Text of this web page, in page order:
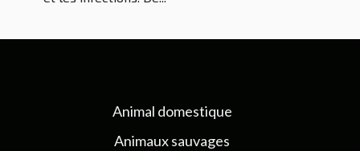
Animal domestique
Animaux sauvages